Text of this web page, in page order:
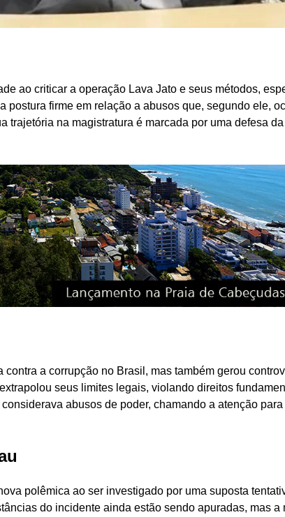
ao criticar a operação Lava Jato e seus métodos,
firme em relação a abusos que, segundo ele,
trajetória na magistratura é marcada por uma defesa
a corrupção no Brasil, mas também gerou
seus limites legais, violando direitos
abusos de poder, chamando a atenção
polêmica ao ser investigado por uma suposta
do incidente ainda estão sendo apuradas, mas a